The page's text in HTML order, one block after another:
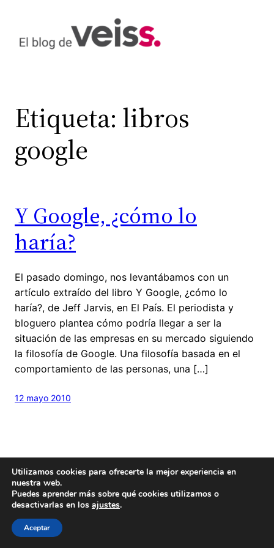
contenido
Etiqueta: libros
google
Y Google, ¿cómo lo
haría?
El pasado domingo, nos levantábamos con un
artículo extraído del libro Y Google, ¿cómo lo
haría?, de Jeff Jarvis, en El País. El periodista y
bloguero plantea cómo podría llegar a ser la
situación de las empresas en su mercado siguiendo
la filosofía de Google. Una filosofía basada en el
comportamiento de las personas, una […]
12 mayo 2010
Hecho concariñoy un poquito de
Este blog es
Utilizamos cookies para ofrecerte la mejor experiencia en
nuestra web.
Puedes aprender más sobre qué cookies utilizamos o
desactivarlas en los ajustes.
Aceptar